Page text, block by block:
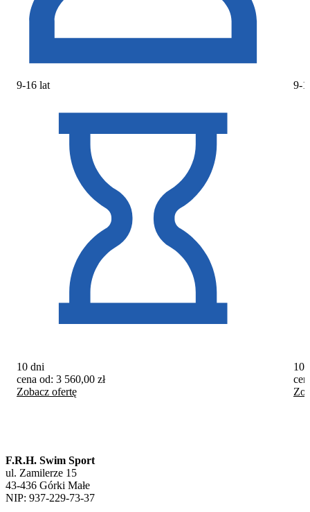
9-16 lat
10 dni
cena od: 3 560,00 zł
Zobacz ofertę
9-
10
F.R.H. Swim Sport
ul. Zamilerze 15
43-436 Górki Małe
NIP: 937-229-73-37